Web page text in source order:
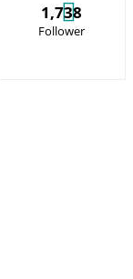
1,738
Follower